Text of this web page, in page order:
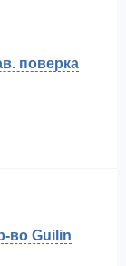
поверка
во Guilin